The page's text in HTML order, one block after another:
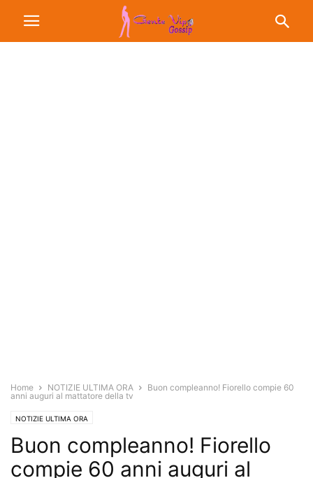
Home NOTIZIE ULTIMA ORA
Buon compleanno! Fiorello compie 60
anni auguri al mattatore della tv
NOTIZIE ULTIMA ORA
Buon compleanno! Fiorello
compie 60 anni auguri al